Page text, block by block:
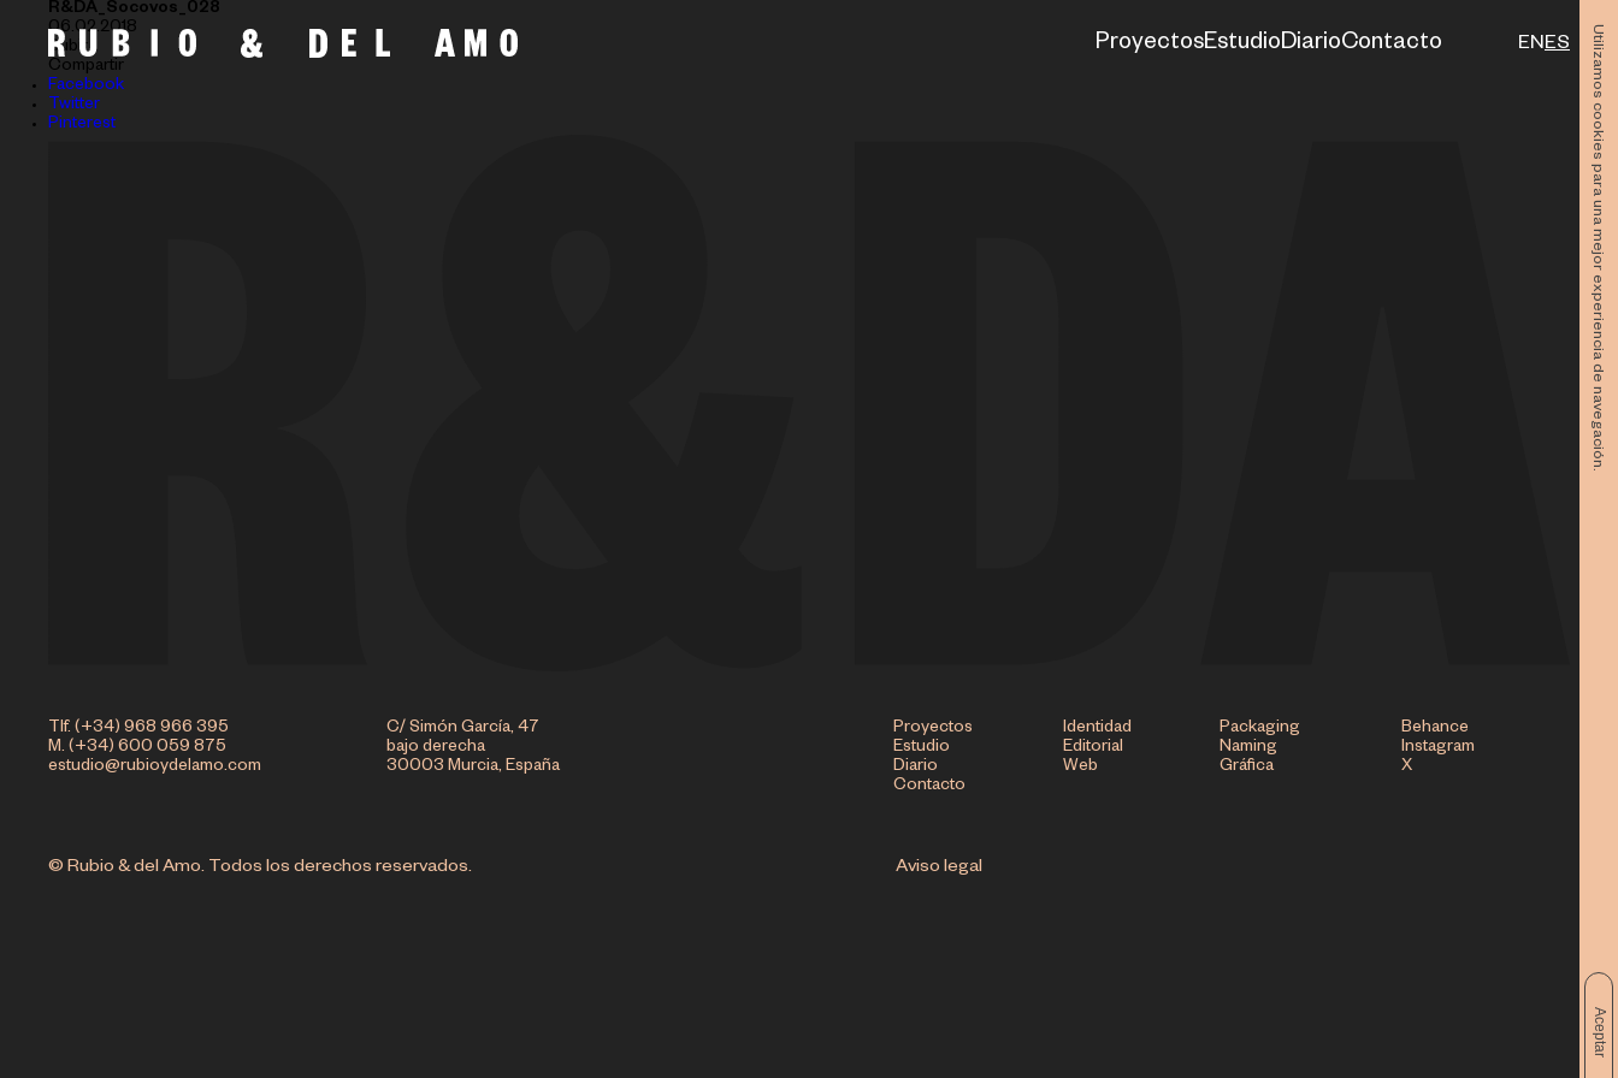
Utilizamos cookies para una mejor experiencia de navegación.
Aceptar
ProyectosEstudioDiarioContacto ENES
R&DA_Socovos_028
06.02.2018
Subir
Compartir
Facebook
Twitter
Pinterest
Tlf. (+34) 968 966 395
M. (+34) 600 059 875
estudio@rubioydelamo.com
C/ Simón García, 47
bajo derecha
30003 Murcia, España
Proyectos
Estudio
Diario
Contacto
Identidad
Packaging
Editorial
Naming
Web
Gráfica
Behance
Instagram
X
© Rubio & del Amo. Todos los derechos reservados. Aviso legal